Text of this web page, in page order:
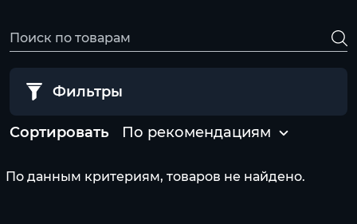
Фильтры
Сортировать По рекомендациям
По данным критериям, товаров не найдено.